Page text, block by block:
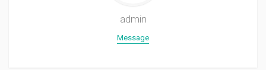
admin
Message